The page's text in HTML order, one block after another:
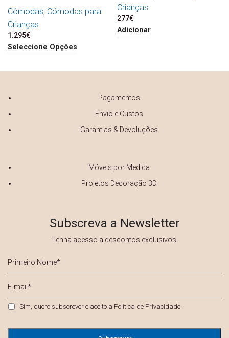
Cómodas, Cómodas para
Crianças
1.295€
Seleccione Opções
Crianças
277€
Adicionar
Pagamentos
Envio e Custos
Garantias & Devoluções
Móveis por Medida
Projetos Decoração 3D
Subscreva a Newsletter
Tenha acesso a descontos exclusivos.
Primeiro
Nome
*
E-
mail
Privacidade *
Sim, quero subscrever e aceito a Política de Privacidade.